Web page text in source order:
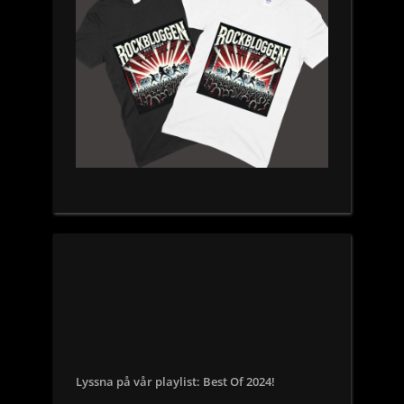
Lyssna på vår playlist: Best Of 2024!